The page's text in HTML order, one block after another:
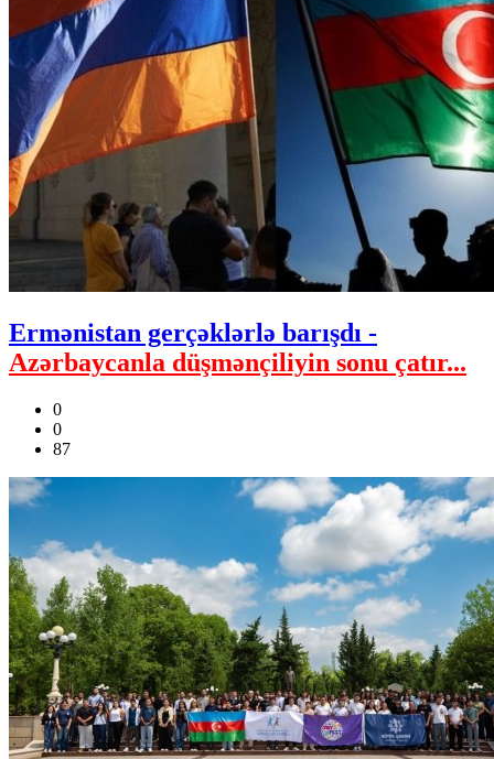
Ermənistan gerçəklərlə barışdı -
Azərbaycanla düşmənçiliyin sonu çatır...
0
0
87